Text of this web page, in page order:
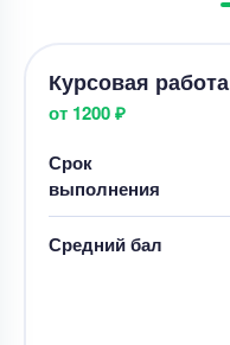
Курсовая работа
от 1200 ₽
Срок
выполнения
Средний бал